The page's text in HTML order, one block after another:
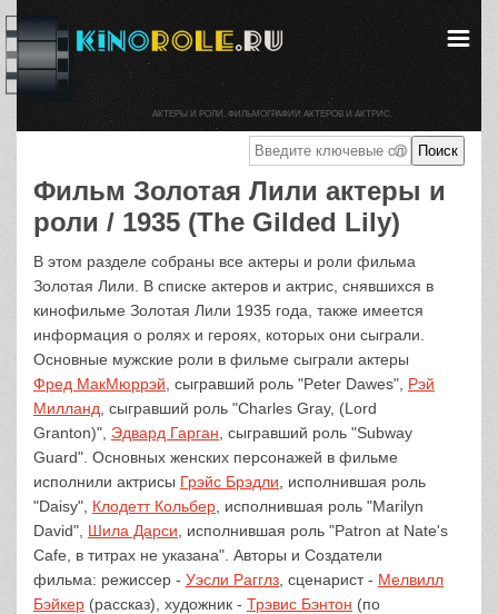
Фильм Золотая Лили актеры и
роли / 1935 (The Gilded Lily)
В этом разделе собраны все актеры и роли фильма
Золотая Лили. В списке актеров и актрис, снявшихся в
кинофильме Золотая Лили 1935 года, также имеется
информация о ролях и героях, которых они сыграли.
Основные мужские роли в фильме сыграли актеры
Фред МакМюррэй , сыгравший роль "Peter Dawes", Рэй
Милланд , сыгравший роль "Charles Gray, (Lord
Granton)", Эдвард Гарган , сыгравший роль "Subway
Guard". Основных женских персонажей в фильме
исполнили актрисы Грэйс Брэдли , исполнившая роль
"Daisy", Клодетт Кольбер , исполнившая роль "Marilyn
David", Шила Дарси , исполнившая роль "Patron at Nate's
Cafe, в титрах не указана". Авторы и Создатели
фильма: режиссер - Уэсли Рагглз , сценарист - Мелвилл
Бэйкер (рассказ), художник - Трэвис Бэнтон (по
АКТЕРЫ И РОЛИ. ФИЛЬМОГРАФИИ АКТЕРОВ И АКТРИС.